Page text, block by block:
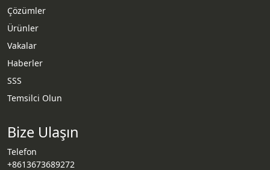
Çözümler
Ürünler
Vakalar
Haberler
SSS
Temsilci Olun
Bize Ulaşın
Telefon
+8613673689272